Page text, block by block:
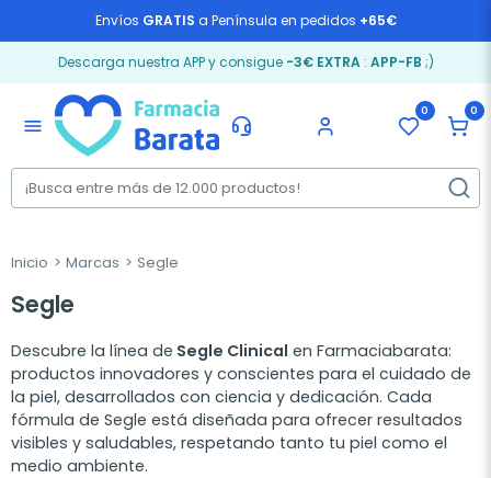
Envíos GRATIS a Península en pedidos +65€
Descarga nuestra APP y consigue -3€ EXTRA: APP-FB ;)
menu
0 0
Inicio Marcas Segle
Segle
Descubre la línea de Segle Clinical en Farmaciabarata:
productos innovadores y conscientes para el cuidado de
la piel, desarrollados con ciencia y dedicación. Cada
fórmula de Segle está diseñada para ofrecer resultados
visibles y saludables, respetando tanto tu piel como el
medio ambiente.